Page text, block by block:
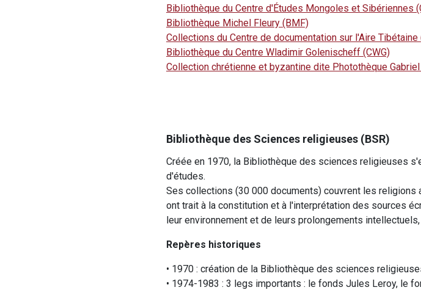
Bibliothèque du Centre d'Études Mongoles et Sibériennes
Bibliothèque Michel Fleury (BMF)
Collections du Centre de documentation sur l'Aire Tibétaine
Bibliothèque du Centre Wladimir Golenischeff (CWG)
Collection chrétienne et byzantine dite Photothèque
Bibliothèque des Sciences religieuses (BSR)
Créée en 1970, la Bibliothèque des sciences religieuses
d'études.
Ses collections (30 000 documents) couvrent les
ont trait à la constitution et à l'interprétation des sources
leur environnement et de leurs prolongements
Repères historiques
• 1970 : création de la Bibliothèque des sciences
• 1974-1983 : 3 legs importants : le fonds Jules Leroy, le